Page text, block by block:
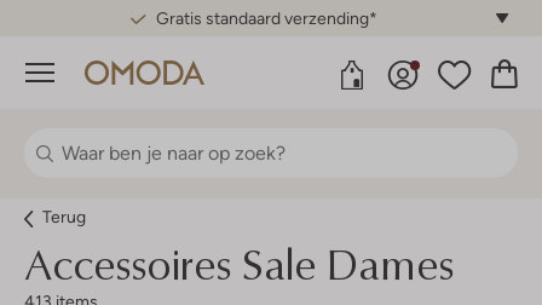
Gratis standaard verzending*
Menu
Terug
Accessoires Sale Dames